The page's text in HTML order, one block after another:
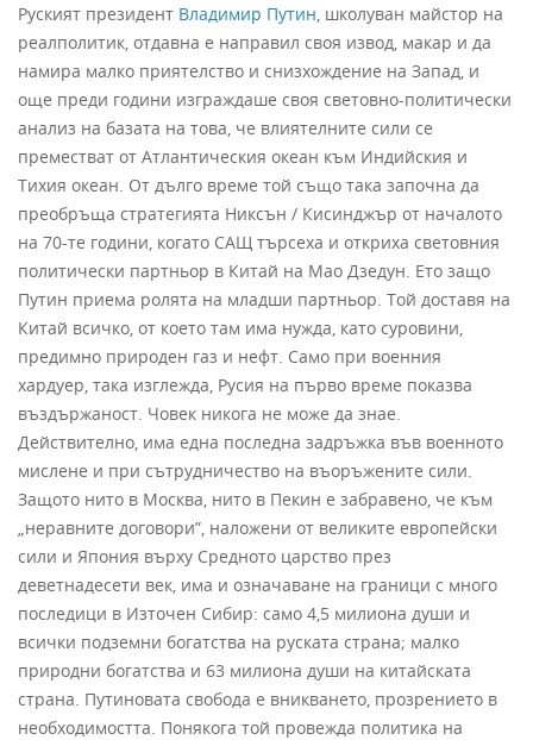
Руският президент Владимир Путин , школуван майстор на
реалполитик, отдавна е направил своя извод, макар и да
намира малко приятелство и снизхождение на Запад, и
още преди години изграждаше своя световно-политически
анализ на базата на това, че влиятелните сили се
преместват от Атлантическия океан към Индийския и
Тихия океан. От дълго време той също така започна да
преобръща стратегията Никсън / Кисинджър от началото
на 70-те години, когато САЩ търсеха и откриха световния
политически партньор в Китай на Мао Дзедун. Ето защо
Путин приема ролята на младши партньор. Той доставя на
Китай всичко, от което там има нужда, като суровини,
предимно природен газ и нефт. Само при военния
хардуер, така изглежда, Русия на първо време показва
въздържаност. Човек никога не може да знае.
Действително, има една последна задръжка във военното
мислене и при сътрудничество на въоръжените сили.
Защото нито в Москва, нито в Пекин е забравено, че към
„неравните договори”, наложени от великите европейски
сили и Япония върху Средното царство през
деветнадесети век, има и означаване на граници с много
последици в Източен Сибир: само 4,5 милиона души и
всички подземни богатства на руската страна; малко
природни богатства и 63 милиона души на китайската
страна. Путиновата свобода е вникването, прозрението в
необходимостта. Понякога той провежда политика на